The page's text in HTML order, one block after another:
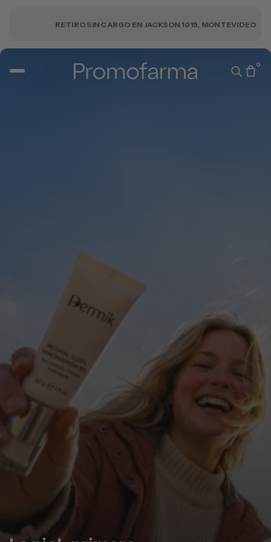
RETIRO SIN CARGO EN JACKSON 1015, MONTEVIDEO
Crema facial Ectoína Abstract 50ml
VER TODA LA TIENDA
0